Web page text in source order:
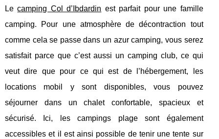
Lecamping Col d’Ibdardin est parfait pour une famille
camping. Pour une atmosphère de décontraction tout
comme cela se passe dans un azur camping, vous serez
satisfait parce que c’est aussi un camping club, ce qui
veut dire que pour ce qui est de l’hébergement, les
locations mobil y sont disponibles, vous pouvez
séjourner dans un chalet confortable, spacieux et
sécurisé. Ici, les campings plage sont également
accessibles et il est ainsi possible de tenir une tente sur